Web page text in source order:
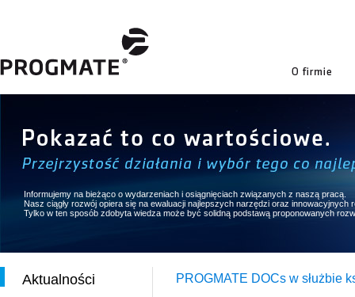
Informujemy na bieżąco o wydarzeniach i osiągnięciach związanych z naszą pracą.
Nasz ciągły rozwój opiera się na ewaluacji najlepszych narzędzi oraz innowacyjnych
Tylko w ten sposób zdobyta wiedza może być solidną podstawą proponowanych
Aktualności PROGMATE DOCs w służbie